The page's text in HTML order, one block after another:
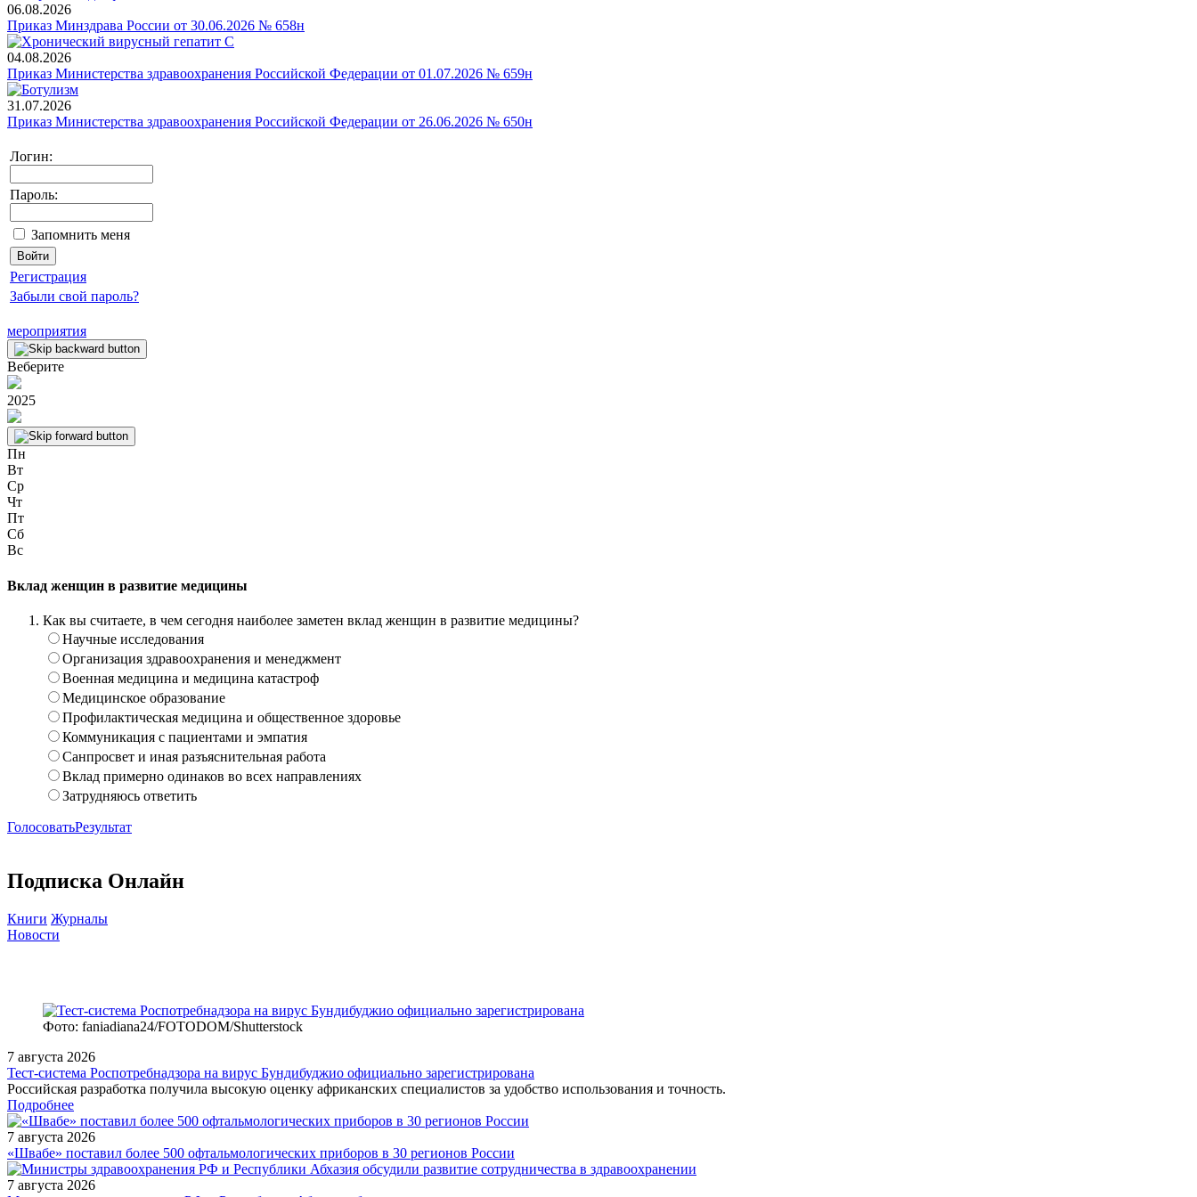
06.08.2026
Приказ Минздрава России от 30.06.2026 № 658н
04.08.2026
Приказ Министерства здравоохранения Российской Федерации от 01.07.2026 № 659н
31.07.2026
Приказ Министерства здравоохранения Российской Федерации от 26.06.2026 № 650н
Логин:
Пароль:
Запомнить меня
Регистрация
Забыли свой пароль?
мероприятия
Веберите
2025
Пн
Вт
Ср
Чт
Пт
Сб
Вс
Вклад женщин в развитие медицины
Как вы считаете, в чем сегодня наиболее заметен вклад женщин в развитие медицины?
Научные исследования
Организация здравоохранения и менеджмент
Военная медицина и медицина катастроф
Медицинское образование
Профилактическая медицина и общественное здоровье
Коммуникация с пациентами и эмпатия
Санпросвет и иная разъяснительная работа
Вклад примерно одинаков во всех направлениях
Затрудняюсь ответить
ГолосоватьРезультат
Подписка Онлайн
Книги Журналы
Новости
Фото: faniadiana24/FOTODOM/Shutterstock
7 августа 2026
Тест‑система Роспотребнадзора на вирус Бундибуджио официально зарегистрирована
Российская разработка получила высокую оценку африканских специалистов за удобство использования и точность.
Подробнее
7 августа 2026
«Швабе» поставил более 500 офтальмологических приборов в 30 регионов России
7 августа 2026